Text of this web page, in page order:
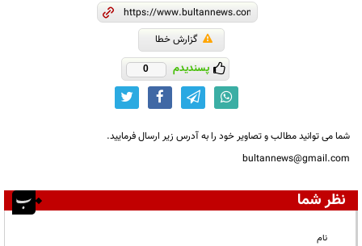
گزارش خطا
پسندیدم 0
شما می توانید مطالب و تصاویر خود را به آدرس زیر ارسال فرمایید.
bultannews@gmail.com
نظر شما
نام